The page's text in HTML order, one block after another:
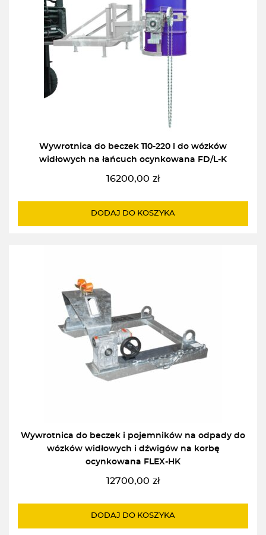
Wywrotnica do beczek 110-220 l do wózków
widłowych na łańcuch ocynkowana FD/L-K
16200,00 zł
DODAJ DO KOSZYKA
Wywrotnica do beczek i pojemników na odpady do
wózków widłowych i dźwigów na korbę
ocynkowana FLEX-HK
12700,00 zł
DODAJ DO KOSZYKA